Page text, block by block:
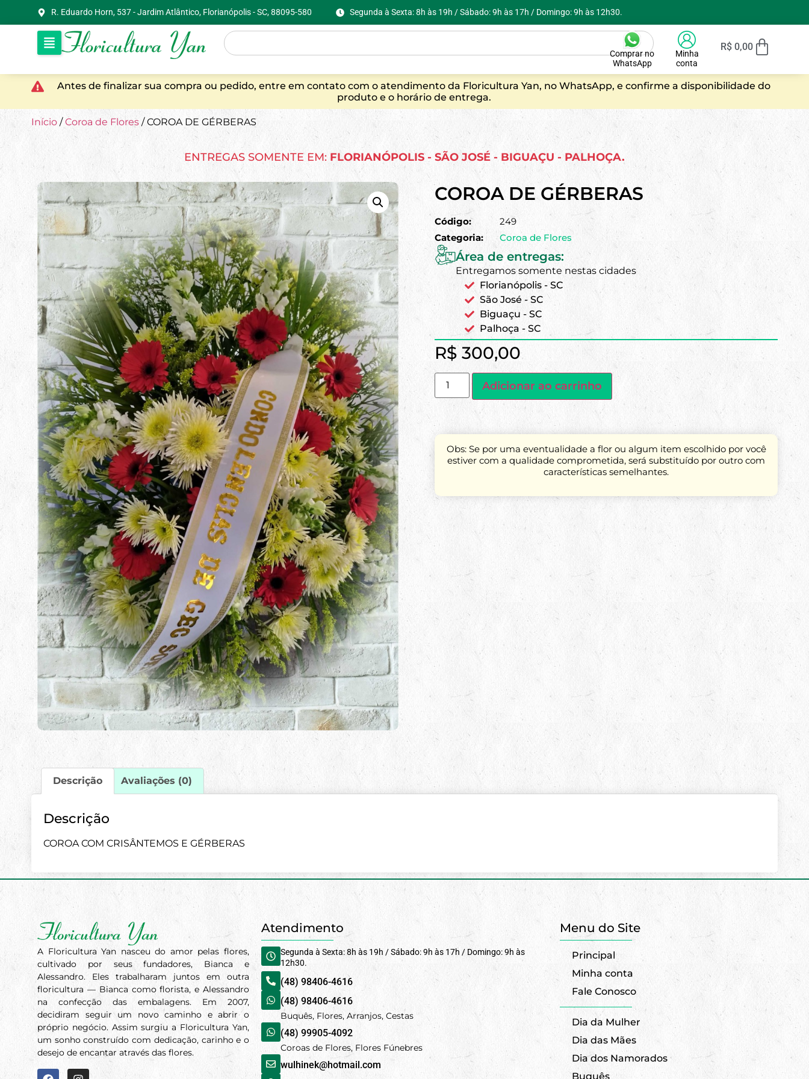
R. Eduardo Horn, 537 - Jardim Atlântico, Florianópolis - SC, 88095-580 Segunda à Sexta: 8h às 19h / Sábado: 9h às 17h / Domingo: 9h às 12h30.
Comprar no
WhatsApp
Minha
conta
R$ 0,00
Antes de finalizar sua compra ou pedido, entre em contato com o atendimento da Floricultura Yan, no WhatsApp, e confirme a disponibilidade do
produto e o horário de entrega.
Início /Coroa de Flores / COROA DE GÉRBERAS
ENTREGAS SOMENTE EM: FLORIANÓPOLIS - SÃO JOSÉ - BIGUAÇU - PALHOÇA.
COROA DE GÉRBERAS
Código:
249
Categoria:
Coroa de Flores
Área de entregas:
Entregamos somente nestas cidades
Florianópolis - SC
São José - SC
Biguaçu - SC
Palhoça - SC
R$ 300,00
Adicionar ao carrinho
Obs: Se por uma eventualidade a flor ou algum item escolhido por você
estiver com a qualidade comprometida, será substituído por outro com
características semelhantes.
Descrição Avaliações (0)
Descrição
COROA COM CRISÂNTEMOS E GÉRBERAS
A Floricultura Yan nasceu do amor pelas flores,
cultivado por seus fundadores, Bianca e
Alessandro. Eles trabalharam juntos em outra
floricultura — Bianca como florista, e Alessandro
na confecção das embalagens. Em 2007,
decidiram seguir um novo caminho e abrir o
próprio negócio. Assim surgiu a Floricultura Yan,
um sonho construído com dedicação, carinho e o
desejo de encantar através das flores.
Atendimento
Segunda à Sexta: 8h às 19h / Sábado: 9h às 17h / Domingo: 9h às
12h30.
(48) 98406-4616
(48) 98406-4616
Buquês, Flores, Arranjos, Cestas
(48) 99905-4092
Coroas de Flores, Flores Fúnebres
wulhinek@hotmail.com
Menu do Site
Principal
Minha conta
Fale Conosco
Dia da Mulher
Dia das Mães
Dia dos Namorados
Buquês